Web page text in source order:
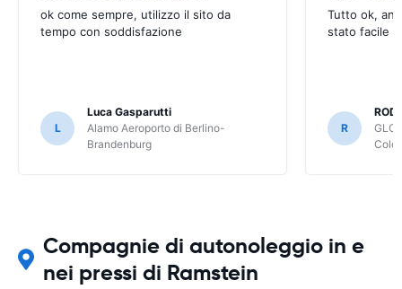
ok come sempre, utilizzo il sito da
tempo con soddisfazione
L
Luca Gasparutti
Alamo Aeroporto di Berlino-
Brandenburg
Tutto ok,
stato facile
R
Compagnie di autonoleggio in e
nei pressi di Ramstein